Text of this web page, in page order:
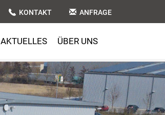
KONTAKT ANFRAGE
AKTUELLES ÜBER UNS